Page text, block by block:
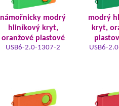
námořnicky modrý
hliníkový kryt,
oranžové plastové
USB6-2.0-1307-2
modrý
kryt,
USB6-